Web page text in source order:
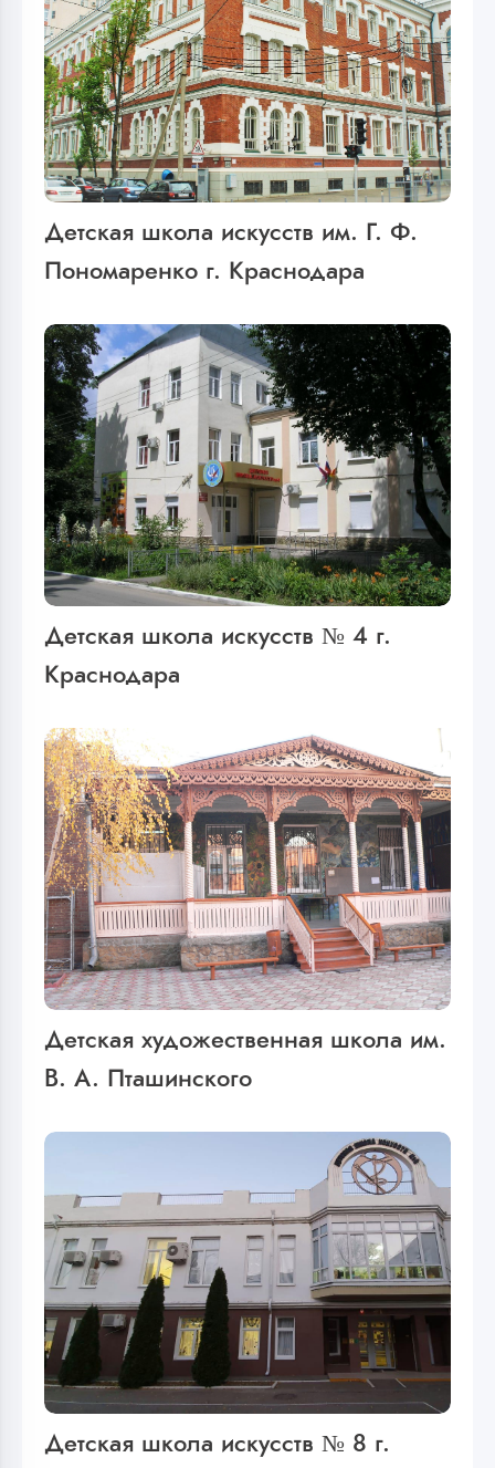
Детская школа искусств им. Г. Ф.
Пономаренко г. Краснодара
Детская школа искусств № 4 г.
Краснодара
Детская художественная школа им.
В. А. Пташинского
Детская школа искусств № 8 г.